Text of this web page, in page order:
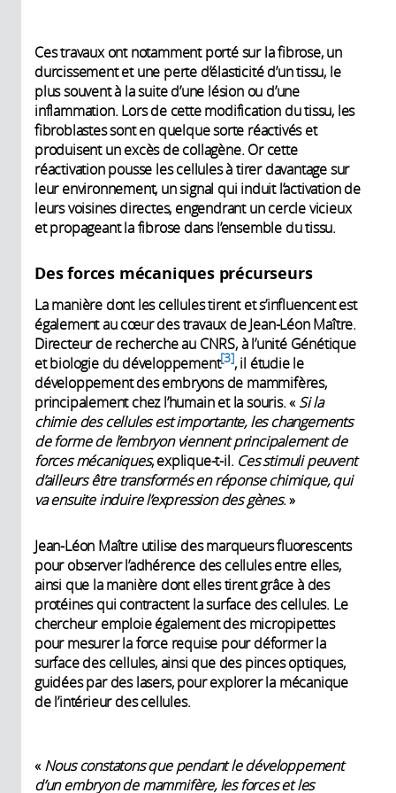
Ces travaux ont notamment porté sur la fibrose, un
durcissement et une perte d’élasticité d’un tissu, le
plus souvent à la suite d’une lésion ou d’une
inflammation. Lors de cette modification du tissu, les
fibroblastes sont en quelque sorte réactivés et
produisent un excès de collagène. Or cette
réactivation pousse les cellules à tirer davantage sur
leur environnement, un signal qui induit l’activation de
leurs voisines directes, engendrant un cercle vicieux
et propageant la fibrose dans l’ensemble du tissu.
Des forces mécaniques précurseurs
La manière dont les cellules tirent et s’influencent est
également au cœur des travaux de Jean-Léon Maître.
Directeur de recherche au CNRS, à l’unité Génétique
et biologie du développement 3 , il étudie le
développement des embryons de mammifères,
principalement chez l’humain et la souris. « Si la
chimie des cellules est importante, les changements
de forme de l’embryon viennent principalement de
forces mécaniques, explique-t-il. Ces stimuli peuvent
d’ailleurs être transformés en réponse chimique, qui
va ensuite induire l’expression des gènes. »
Jean-Léon Maître utilise des marqueurs fluorescents
pour observer l’adhérence des cellules entre elles,
ainsi que la manière dont elles tirent grâce à des
protéines qui contractent la surface des cellules. Le
chercheur emploie également des micropipettes
pour mesurer la force requise pour déformer la
surface des cellules, ainsi que des pinces optiques,
guidées par des lasers, pour explorer la mécanique
de l’intérieur des cellules.
« Nous constatons que pendant le développement
d’un embryon de mammifère, les forces et les